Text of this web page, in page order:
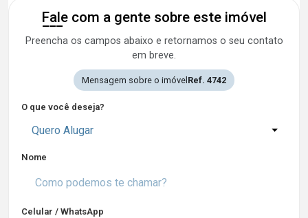
Fale com a gente sobre este imóvel
Preencha os campos abaixo e retornamos o seu contato
em breve.
Mensagem sobre o imóvel Ref. 4742
O que você deseja?
Quero Alugar
Nome
Celular / WhatsApp